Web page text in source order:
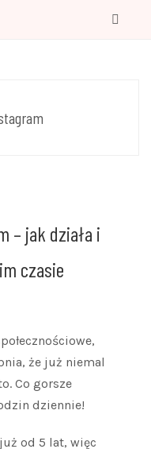
– jak działa i
czasie
że już niemal
Co gorsze
dziennie!
od 5 lat, więc